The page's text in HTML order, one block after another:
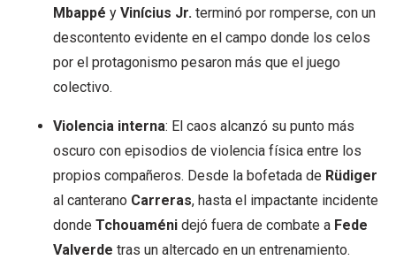
Mbappé y Vinícius Jr. terminó por romperse, con un
descontento evidente en el campo donde los celos
por el protagonismo pesaron más que el juego
colectivo.
Violencia interna: El caos alcanzó su punto más
oscuro con episodios de violencia física entre los
propios compañeros. Desde la bofetada de Rüdiger
al canterano Carreras, hasta el impactante incidente
donde Tchouaméni dejó fuera de combate a Fede
Valverde tras un altercado en un entrenamiento.